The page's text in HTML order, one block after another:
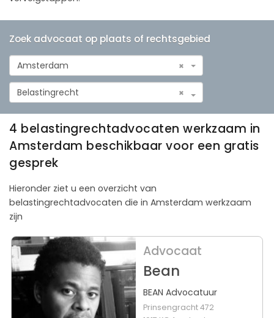
Zoek advocaat op plaats of rechtsgebied
×
Amsterdam
×
Belastingrecht
4 belastingrechtadvocaten werkzaam in
Amsterdam beschikbaar voor een gratis
gesprek
Hieronder ziet u een overzicht van
belastingrechtadvocaten die in Amsterdam werkzaam
zijn
Advocaat
Bean
BEAN Advocatuur
Prinsengracht 472